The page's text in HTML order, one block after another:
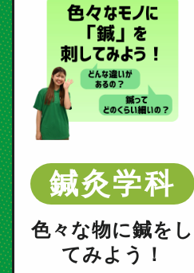
鍼灸学科
色々な物に鍼をし
てみよう！